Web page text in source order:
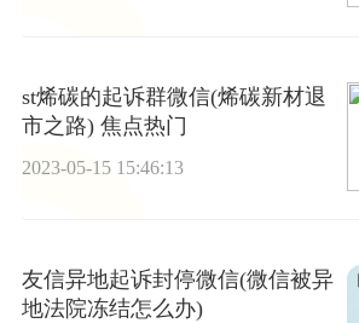
st烯碳的起诉群微信(烯碳新材退
市之路) 焦点热门
2023-05-15 15:46:13
友信异地起诉封停微信(微信被异
地法院冻结怎么办)